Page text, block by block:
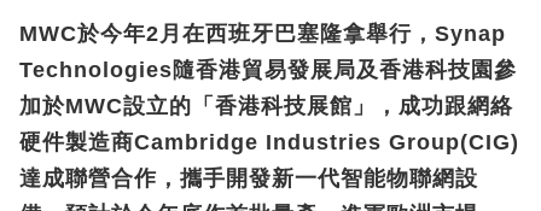
MWC於今年2月在西班牙巴塞隆拿舉行，Synap
Technologies隨香港貿易發展局及香港科技園參
加於MWC設立的「香港科技展館」，成功跟網絡
硬件製造商Cambridge Industries Group(CIG)
達成聯營合作，攜手開發新一代智能物聯網設